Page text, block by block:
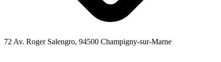
72 Av. Roger Salengro, 94500 Champigny-sur-Marne